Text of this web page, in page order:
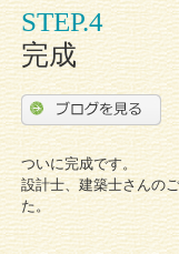
STEP.4
完成
ついに完成です。
設計士、建築士さんの
た。